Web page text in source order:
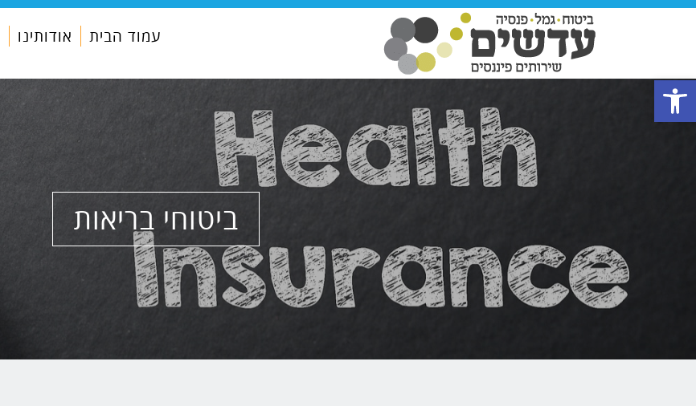
פתח סרגל נגישות
עמוד הבית אודותינו
ביטוחי בריאות